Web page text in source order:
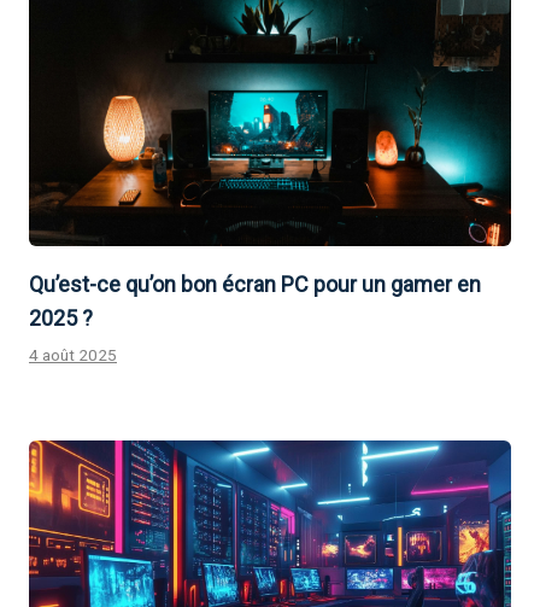
Qu’est-ce qu’on bon écran PC pour un gamer en
2025 ?
4 août 2025